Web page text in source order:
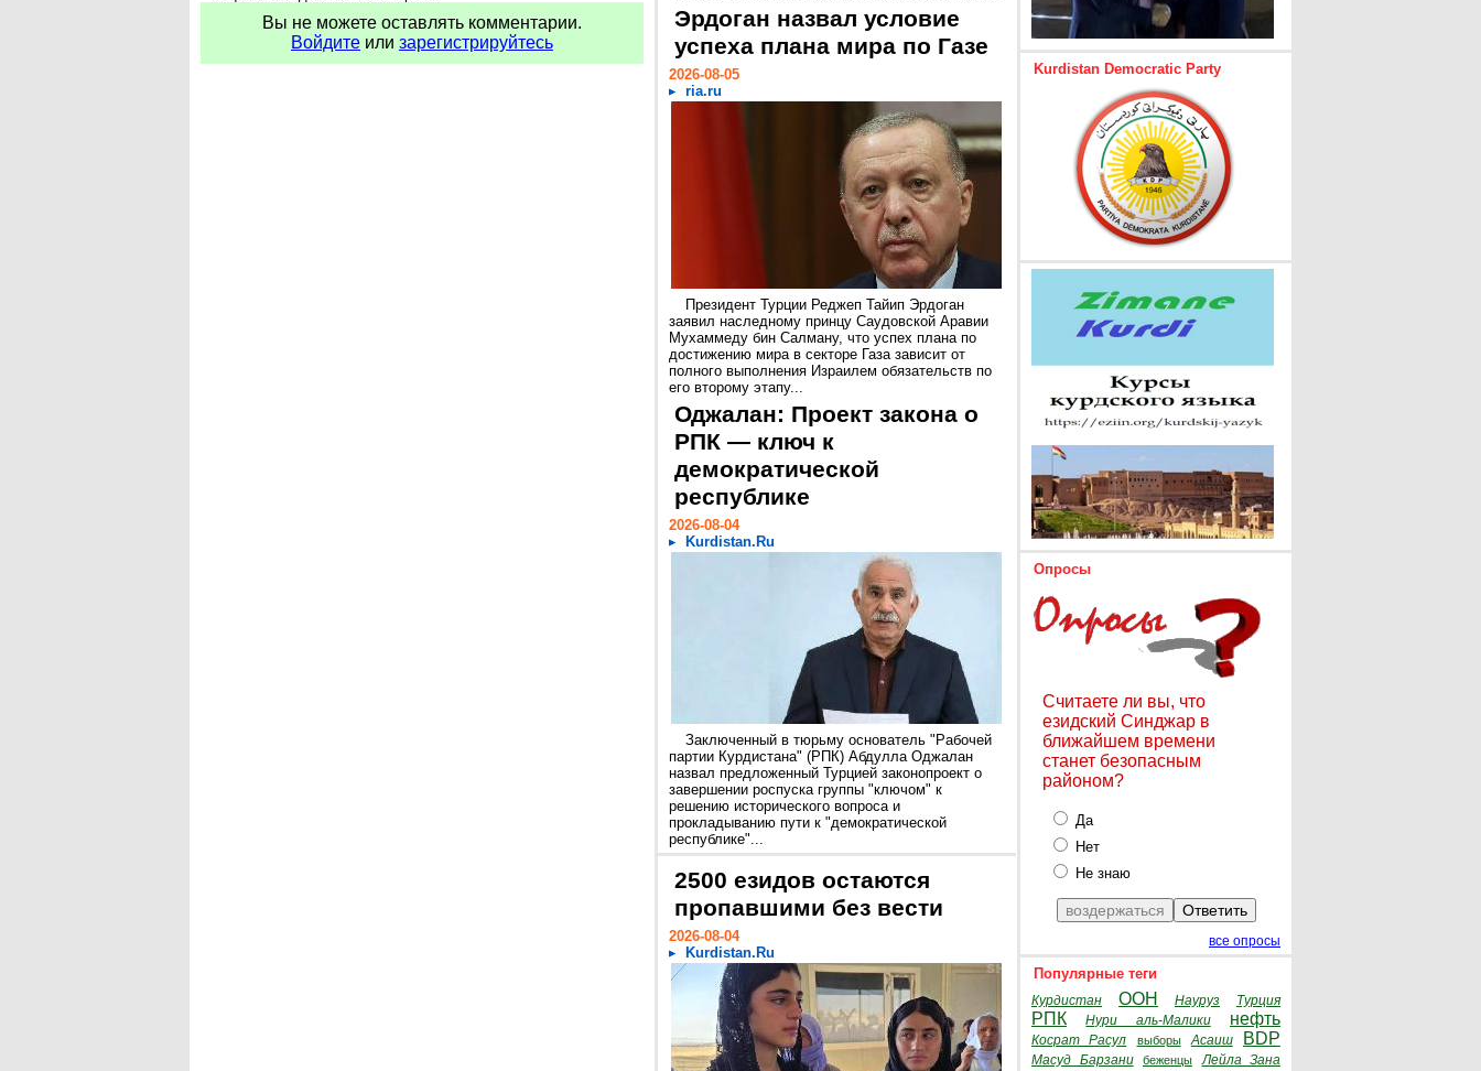
Вы не можете оставлять комментарии.
Войдите или зарегистрируйтесь
Эрдоган назвал условие
успеха плана мира по Газе
2026-08-05
ria.ru
Президент Турции Реджеп Тайип Эрдоган
заявил наследному принцу Саудовской Аравии
Мухаммеду бин Салману, что успех плана по
достижению мира в секторе Газа зависит от
полного выполнения Израилем обязательств по
его второму этапу...
Оджалан: Проект закона о
РПК — ключ к
демократической
республике
2026-08-04
Kurdistan.Ru
Заключенный в тюрьму основатель "Рабочей
партии Курдистана" (РПК) Абдулла Оджалан
назвал предложенный Турцией законопроект о
завершении роспуска группы "ключом" к
решению исторического вопроса и
прокладыванию пути к "демократической
республике"...
2500 езидов остаются
пропавшими без вести
2026-08-04
Kurdistan.Ru
Kurdistan Democratic Party
Опросы
Считаете ли вы, что
езидский Синджар в
ближайшем времени
станет безопасным
районом?
Да
Нет
Не знаю
все опросы
Популярные теги
Курдистан ООН Науруз Турция
РПК Нури аль-Малики нефть
Косрат Расул выборы Асаиш BDP
Масуд Барзани беженцы
Лейла Зана